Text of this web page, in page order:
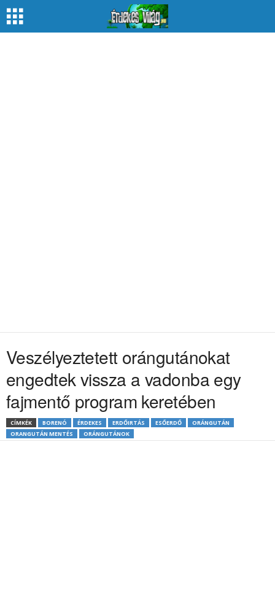
Veszélyeztetett orángutánokat
engedtek vissza a vadonba egy
fajmentő program keretében
CÍMKÉK BORENÓ ÉRDEKES ERDŐIRTÁS ESŐERDŐ
ORÁNGUTÁN
ORANGUTÁN MENTÉS
ORÁNGUTÁNOK